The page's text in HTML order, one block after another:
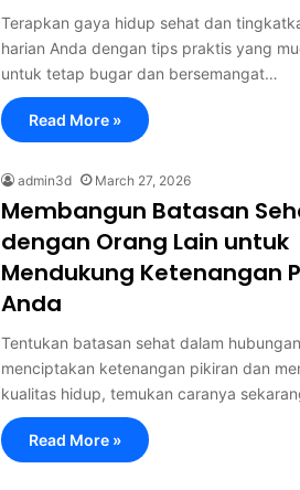
Terapkan gaya hidup sehat dan
harian Anda dengan tips praktis yang
untuk tetap bugar dan bersemangat…
Read More »
admin3d March 27, 2026
Membangun Batasan
dengan Orang Lain untuk
Mendukung Ketenangan
Anda
Tentukan batasan sehat dalam
menciptakan ketenangan pikiran dan
kualitas hidup, temukan caranya
Read More »